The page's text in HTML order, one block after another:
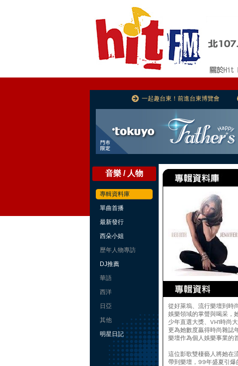
一起趣台東！前進台東博覽會
音樂 / 人物
專輯資料庫
單曲首播
最新發行
西朵小姐
歷年人物專訪
DJ推薦
華語
西洋
日亞
其他
明星日記
從好萊塢、流行樂壇到時
娛樂領域的掌聲與喝采，
少年直選大獎、VH1時尚
更為她數度贏得時尚雜誌
樂壇作為個人娛樂事業的
這位影歌雙棲藝人將她在
帶到樂壇，99年盛夏引